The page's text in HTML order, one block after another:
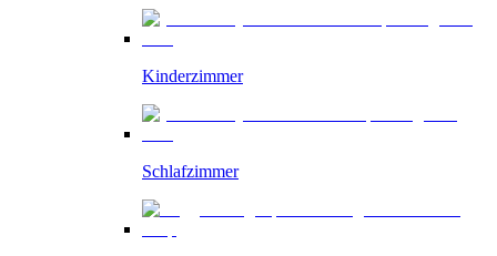
Kinderzimmer
Schlafzimmer